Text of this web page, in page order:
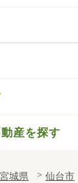
産を探す
宮城県 仙台市